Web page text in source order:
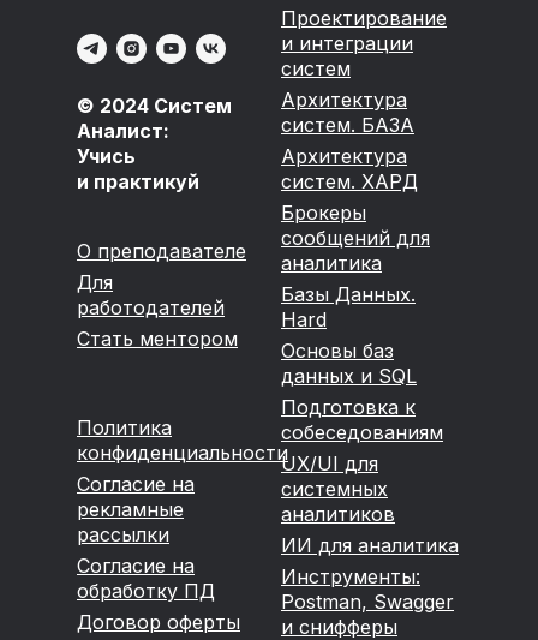
© 2024 Систем
Аналист:
Учись
и практикуй
О преподавателе
Для
работодателей
Стать ментором
Политика
конфиденциальности
Согласие на
рекламные
рассылки
Согласие на
обработку ПД
Договор оферты
Проектирование
и интеграции
систем
Архитектура
систем. БАЗА
Архитектура
систем. ХАРД
Брокеры
сообщений для
аналитика
Базы Данных.
Hard
Основы баз
данных и SQL
Подготовка к
собеседованиям
UX/UI для
системных
аналитиков
ИИ для аналитика
Инструменты:
Postman, Swagger
и снифферы